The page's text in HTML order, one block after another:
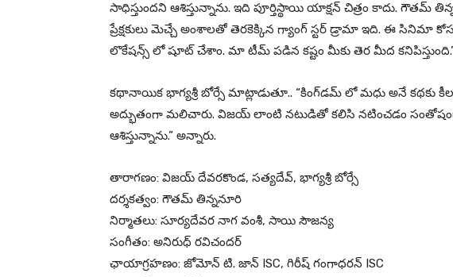
సాధిస్తుందని ఆశిస్తున్నాను. ఇది పూర్తిస్థాయి యాక్షన్ చిత్రం కాదు.
ప్రేక్షకులు మెచ్చే అంశాలతో తెరకెక్కిన గ్యాంగ్ స్టర్ డ్రామా ఇది. ఈ సినిమా
లొకేషన్స్ లో షూట్ చేశాం. మా టీమ్ పడిన కష్టం మీకు తెర మీద
కథానాయిక భాగ్యశ్రీ బోర్సే మాట్లాడుతూ.. “కింగ్‌డమ్ లో మధు అనే కథకు
అద్భుతంగా మలిచారు. విజయ్ లాంటి నటుడితో కలిసి నటించడం సంతోషంగా
ఆశిస్తున్నాను.” అన్నారు.
తారాగణం: విజయ్ దేవరకొండ, సత్యదేవ్, భాగ్యశ్రీ బోర్సే
దర్శకత్వం: గౌతమ్ తిన్ననూరి
నిర్మాతలు: సూర్యదేవర నాగ వంశీ, సాయి సౌజన్య
సంగీతం: అనిరుధ్ రవిచందర్
ఛాయాగ్రహణం: జోమోన్ టి. జాన్ ISC, గిరీష్ గంగాధరన్ ISC